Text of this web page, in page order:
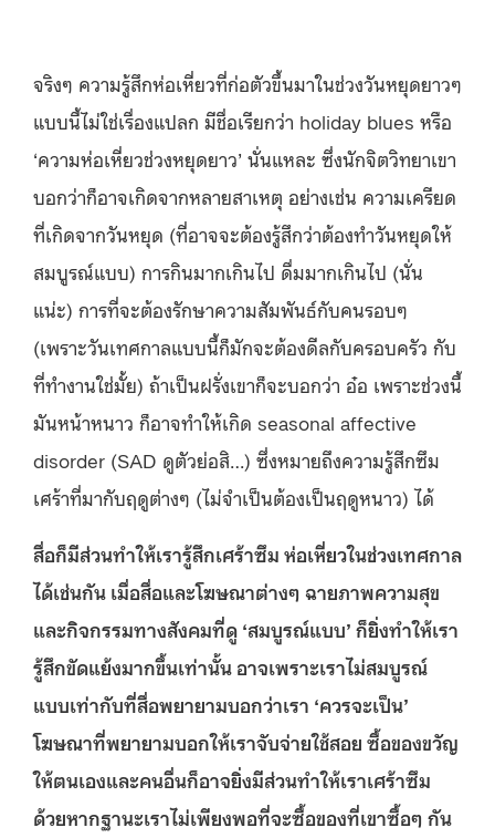
จริงๆ ความรู้สึกห่อเหี่ยวที่ก่อตัวขึ้นมาในช่วงวันหยุดยาวๆ
แบบนี้ไม่ใช่เรื่องแปลก มีชื่อเรียกว่า holiday blues หรือ
‘ความห่อเหี่ยวช่วงหยุดยาว’ นั่นแหละ ซึ่งนักจิตวิทยาเขา
บอกว่าก็อาจเกิดจากหลายสาเหตุ อย่างเช่น ความเครียด
ที่เกิดจากวันหยุด (ที่อาจจะต้องรู้สึกว่าต้องทำวันหยุดให้
สมบูรณ์แบบ) การกินมากเกินไป ดื่มมากเกินไป (นั่น
แน่ะ) การที่จะต้องรักษาความสัมพันธ์กับคนรอบๆ
(เพราะวันเทศกาลแบบนี้ก็มักจะต้องดีลกับครอบครัว กับ
ที่ทำงานใช่มั้ย) ถ้าเป็นฝรั่งเขาก็จะบอกว่า อ๋อ เพราะช่วงนี้
มันหน้าหนาว ก็อาจทำให้เกิด seasonal affective
disorder (SAD ดูตัวย่อสิ…) ซึ่งหมายถึงความรู้สึกซึม
เศร้าที่มากับฤดูต่างๆ (ไม่จำเป็นต้องเป็นฤดูหนาว) ได้
สื่อก็มีส่วนทำให้เรารู้สึกเศร้าซึม ห่อเหี่ยวในช่วงเทศกาล
ได้เช่นกัน เมื่อสื่อและโฆษณาต่างๆ ฉายภาพความสุข
และกิจกรรมทางสังคมที่ดู ‘สมบูรณ์แบบ’ ก็ยิ่งทำให้เรา
รู้สึกขัดแย้งมากขึ้นเท่านั้น อาจเพราะเราไม่สมบูรณ์
แบบเท่ากับที่สื่อพยายามบอกว่าเรา ‘ควรจะเป็น’
โฆษณาที่พยายามบอกให้เราจับจ่ายใช้สอย ซื้อของขวัญ
ให้ตนเองและคนอื่นก็อาจยิ่งมีส่วนทำให้เราเศร้าซึม
ด้วยหากฐานะเราไม่เพียงพอที่จะซื้อของที่เขาซื้อๆ กัน